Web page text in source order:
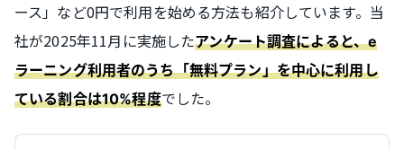
ース」など0円で利用を始める方法も紹介しています。当
社が2025年11月に実施したアンケート調査によると、e
ラーニング利用者のうち「無料プラン」を中心に利用し
ている割合は10%程度でした。